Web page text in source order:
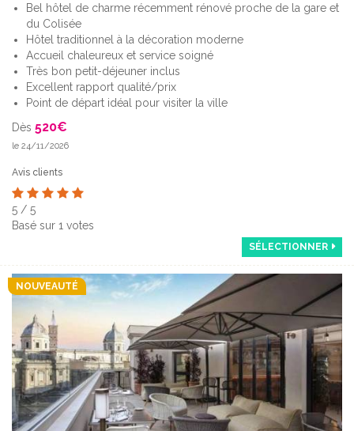
Bel hôtel de charme récemment rénové proche de la gare et
du Colisée
Hôtel traditionnel à la décoration moderne
Accueil chaleureux et service soigné
Très bon petit-déjeuner inclus
Excellent rapport qualité/prix
Point de départ idéal pour visiter la ville
Dès 520€
le 24/11/2026
Avis clients
5 / 5
Basé sur 1 votes
SÉLECTIONNER
NOUVEAUTÉ